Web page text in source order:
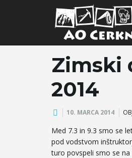
Zimski
2014
10. MARCA 2014
Med 7.3 in 9.3 smo se
pod vodstvom
turo povspeli smo se